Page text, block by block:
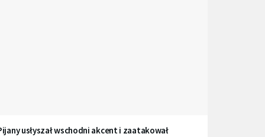
usłyszał wschodni akcent i zaatakował